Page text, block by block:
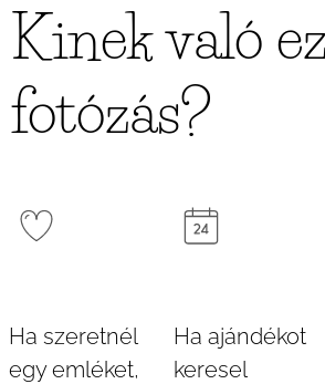
Kinek való
fotózás?
Ha szeretnél
egy emléket,
Ha ajándékot
keresel